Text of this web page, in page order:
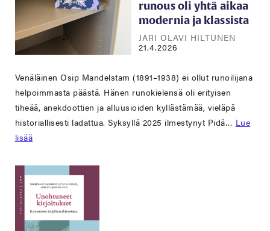
runous oli yhtä aikaa
modernia ja klassista
JARI OLAVI HILTUNEN
21.4.2026
Venäläinen Osip Mandelstam (1891–1938) ei ollut runoilijana
helpoimmasta päästä. Hänen runokielensä oli erityisen
tiheää, anekdoottien ja alluusioiden kyllästämää, vieläpä
historiallisesti ladattua. Syksyllä 2025 ilmestynyt Pidä… Lue
lisää